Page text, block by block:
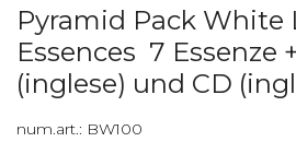
Pyramid Pack White
Essences 7 Essenze
(inglese) und CD
num.art.: BW100